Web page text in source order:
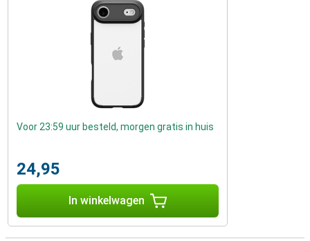
Voor 23:59 uur besteld, morgen gratis in huis
24,95
In winkelwagen